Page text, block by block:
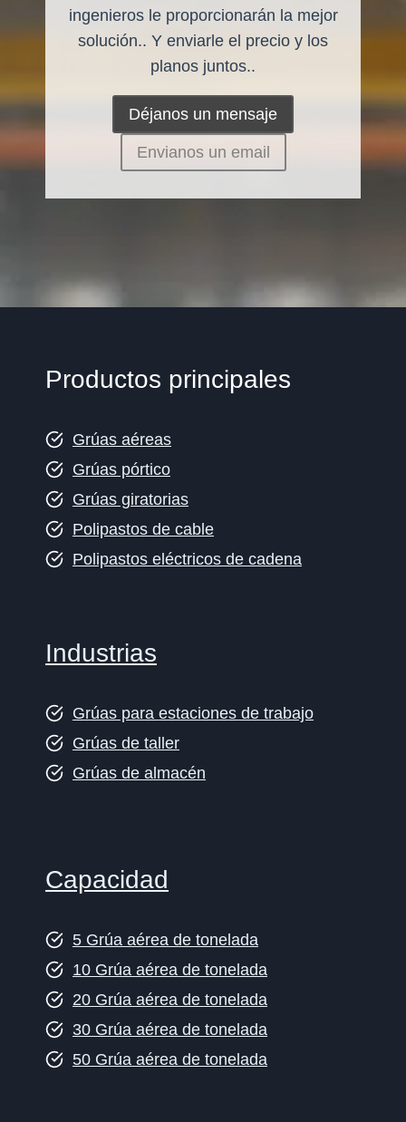
ingenieros le proporcionarán la mejor
solución.. Y enviarle el precio y los
planos juntos..
Déjanos un mensaje
Envianos un email
Productos principales
Grúas aéreas
Grúas pórtico
Grúas giratorias
Polipastos de cable
Polipastos eléctricos de cadena
Industrias
Grúas para estaciones de trabajo
Grúas de taller
Grúas de almacén
Capacidad
5 Grúa aérea de tonelada
10 Grúa aérea de tonelada
20 Grúa aérea de tonelada
30 Grúa aérea de tonelada
50 Grúa aérea de tonelada